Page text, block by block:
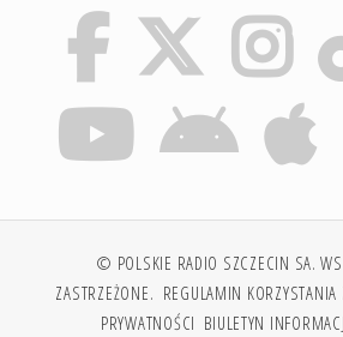
© POLSKIE RADIO SZCZECIN SA.
ZASTRZEŻONE. REGULAMIN KORZYSTANIA
PRYWATNOŚCI BIULETYN